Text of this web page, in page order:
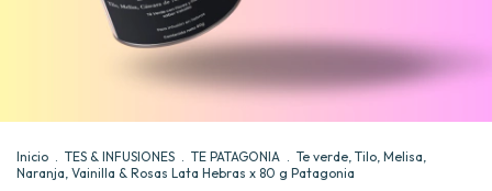
Inicio . TES & INFUSIONES . TE PATAGONIA . Te verde, Tilo, Melisa,
Naranja, Vainilla & Rosas Lata Hebras x 80 g Patagonia